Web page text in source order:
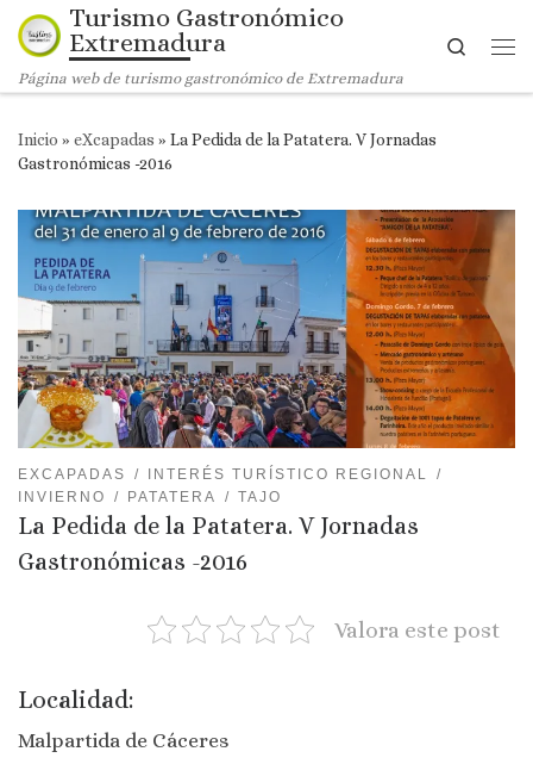
Saltar al contenido
Turismo Gastronómico
Extremadura
Página web de turismo gastronómico de Extremadura
Search
Inicio » eXcapadas » La Pedida de la Patatera. V Jornadas
Gastronómicas -2016
EXCAPADAS
INTERÉS TURÍSTICO REGIONAL
INVIERNO
PATATERA TAJO
La Pedida de la Patatera. V Jornadas
Gastronómicas -2016
Valora este post
Localidad:
Malpartida de Cáceres